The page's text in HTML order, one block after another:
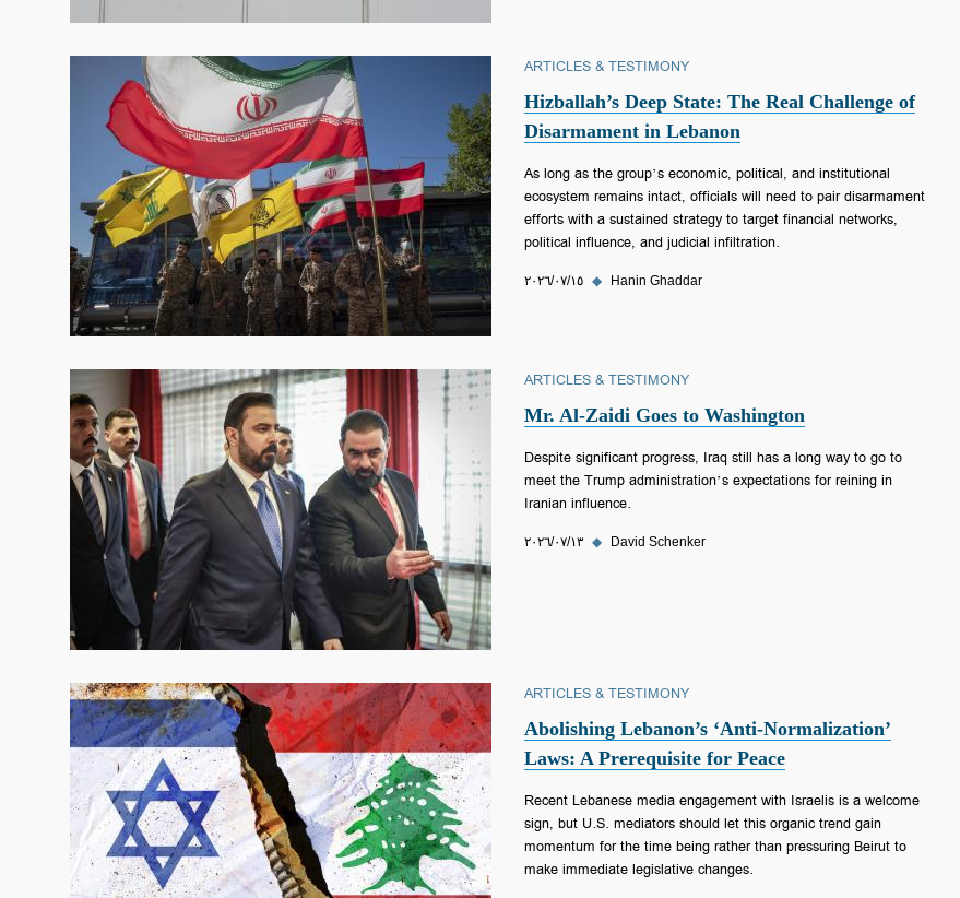
ARTICLES & TESTIMONY
Hizballah’s Deep State: The Real Challenge of
Disarmament in Lebanon
As long as the group’s economic, political, and institutional
ecosystem remains intact, officials will need to pair disarmament
efforts with a sustained strategy to target financial networks,
political influence, and judicial infiltration.
١٥‏/٠٧‏/٢٠٢٦ ◆ Hanin Ghaddar
ARTICLES & TESTIMONY
Mr. Al-Zaidi Goes to Washington
Despite significant progress, Iraq still has a long way to go to
meet the Trump administration’s expectations for reining in
Iranian influence.
١٣‏/٠٧‏/٢٠٢٦ ◆ David Schenker
ARTICLES & TESTIMONY
Abolishing Lebanon’s ‘Anti-Normalization’
Laws: A Prerequisite for Peace
Recent Lebanese media engagement with Israelis is a welcome
sign, but U.S. mediators should let this organic trend gain
momentum for the time being rather than pressuring Beirut to
make immediate legislative changes.